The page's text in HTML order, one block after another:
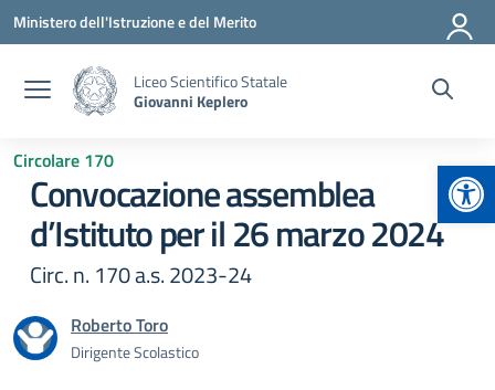
Vai ai contenuti
Vai al menu di navigazione
Vai al footer
Ministero dell'Istruzione e del Merito
Liceo Scientifico Statale
Giovanni Keplero
Circolare 170
Convocazione assemblea
d’Istituto per il 26 marzo 2024
Circ. n. 170 a.s. 2023-24
Roberto Toro
Dirigente Scolastico